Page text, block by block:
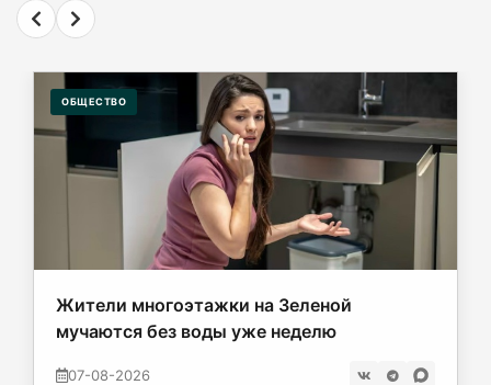
ОБЩЕСТВО
Жители многоэтажки на Зеленой
мучаются без воды уже неделю
07-08-2026